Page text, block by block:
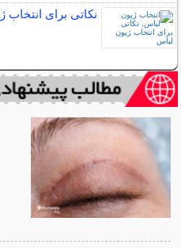
نکاتی برای انتخاب